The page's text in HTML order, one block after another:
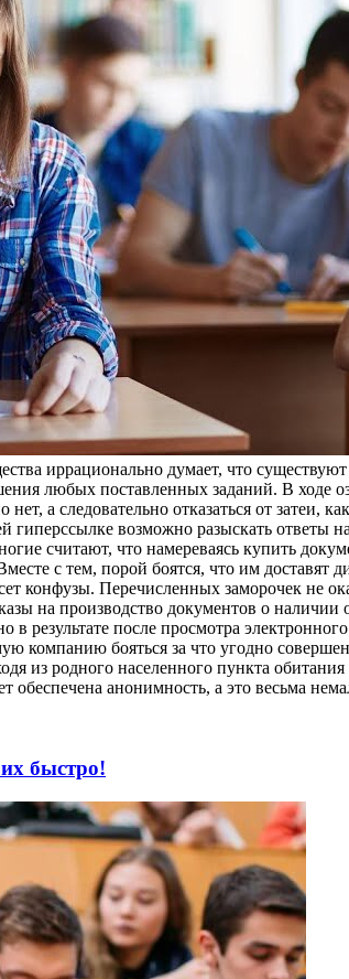
иррационально думает, что
любых поставленных заданий. В ходе
а следовательно отказаться от затеи,
возможно разыскать ответы
считают, что намереваясь купить
с тем, порой боятся, что им
конфузы. Перечисленных заморочек не
на производство документов о
результате после просмотра
компанию бояться за что угодно
из родного населенного пункта
обеспечена анонимность, а это весьма
быстро!